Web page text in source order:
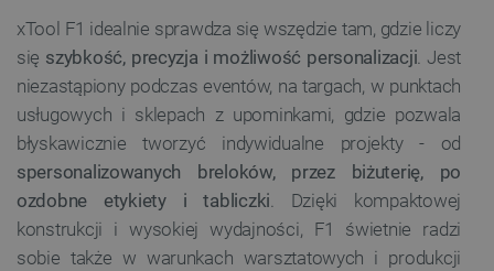
xTool F1 idealnie sprawdza się wszędzie tam, gdzie liczy
się szybkość, precyzja i możliwość personalizacji . Jest
niezastąpiony podczas eventów, na targach, w punktach
usługowych i sklepach z upominkami, gdzie pozwala
błyskawicznie tworzyć indywidualne projekty - od
spersonalizowanych breloków, przez biżuterię, po
ozdobne etykiety i tabliczki . Dzięki kompaktowej
konstrukcji i wysokiej wydajności, F1 świetnie radzi
sobie także w warunkach warsztatowych i produkcji